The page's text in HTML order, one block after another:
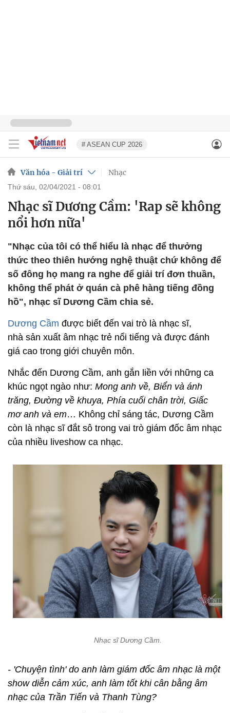
# ASEAN CUP 2026
Văn hóa - Giải trí Nhạc
thứ sáu, 02/04/2021 - 08:01
Nhạc sĩ Dương Cầm: 'Rap sẽ không
nổi hơn nữa'
"Nhạc của tôi có thể hiểu là nhạc để thưởng
thức theo thiên hướng nghệ thuật chứ không để
số đông họ mang ra nghe để giải trí đơn thuần,
không thể phát ở quán cà phê hàng tiếng đồng
hồ", nhạc sĩ Dương Cầm chia sẻ.
Dương Cầm được biết đến vai trò là nhạc sĩ,
nhà sản xuất âm nhạc trẻ nổi tiếng và được đánh
giá cao trong giới chuyên môn.
Nhắc đến Dương Cầm, anh gắn liền với những ca
khúc ngọt ngào như: Mong anh về, Biển và ánh
trăng, Đường về khuya, Phía cuối chân trời, Giấc
mơ anh và em… Không chỉ sáng tác, Dương Cầm
còn là nhạc sĩ đắt sô trong vai trò giám đốc âm nhạc
của nhiều liveshow ca nhạc.
Nhạc sĩ Dương Cầm.
- 'Chuyện tình' do anh làm giám đốc âm nhạc là một
show diễn cảm xúc, anh làm tốt khi cân bằng âm
nhạc của Trần Tiến và Thanh Tùng?